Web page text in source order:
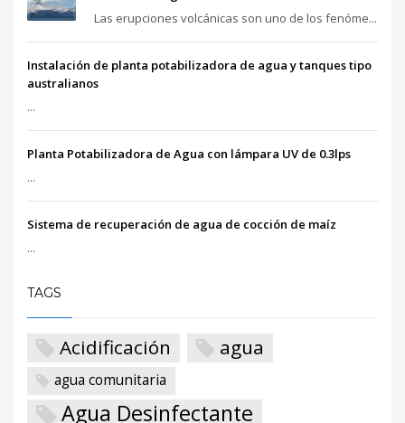
Las erupciones volcánicas son uno de los fenóme...
Instalación de planta potabilizadora de agua y tanques tipo
australianos
...
Planta Potabilizadora de Agua con lámpara UV de 0.3lps
...
Sistema de recuperación de agua de cocción de maíz
...
TAGS
Acidificación agua
agua comunitaria
Agua Desinfectante